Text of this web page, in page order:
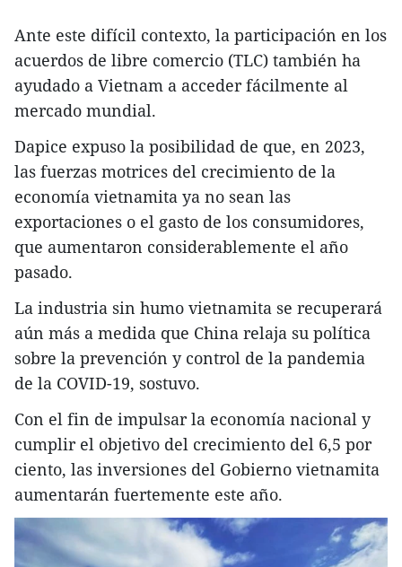
Ante este difícil contexto, la participación en los
acuerdos de libre comercio (TLC) también ha
ayudado a Vietnam a acceder fácilmente al
mercado mundial.
Dapice expuso la posibilidad de que, en 2023,
las fuerzas motrices del crecimiento de la
economía vietnamita ya no sean las
exportaciones o el gasto de los consumidores,
que aumentaron considerablemente el año
pasado.
La industria sin humo vietnamita se recuperará
aún más a medida que China relaja su política
sobre la prevención y control de la pandemia
de la COVID-19, sostuvo.
Con el fin de impulsar la economía nacional y
cumplir el objetivo del crecimiento del 6,5 por
ciento, las inversiones del Gobierno vietnamita
aumentarán fuertemente este año.